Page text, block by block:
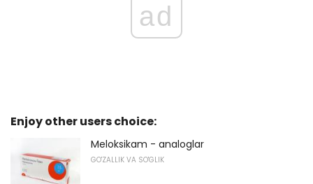
ad
Enjoy other users choice:
Meloksikam - analoglar
GO'ZALLIK VA SO'GLIK